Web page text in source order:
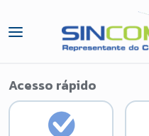
Acesso rápido